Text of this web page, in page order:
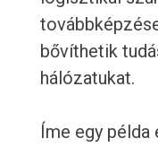
bővíthetik
hálózatukat.
Íme egy példa